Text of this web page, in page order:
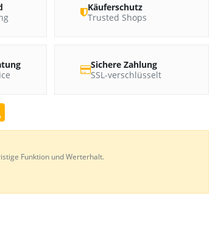
Käuferschutz
Trusted Shops
Sichere Zahlung
SSL-verschlüsselt
Funktion und Werterhalt.